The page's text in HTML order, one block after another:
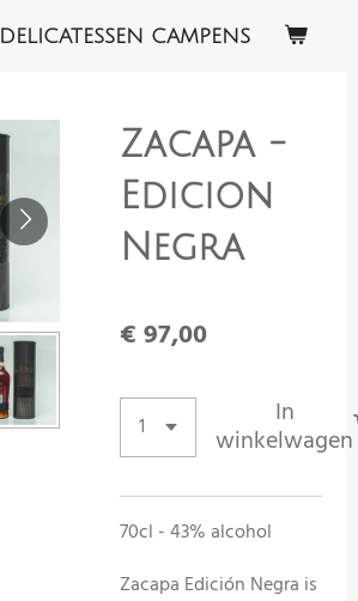
DELICATESSEN CAMPENS
Zacapa -
Edicion
Negra
€ 97,00
In
winkelwagen
70cl - 43% alcohol
Zacapa Edición Negra is